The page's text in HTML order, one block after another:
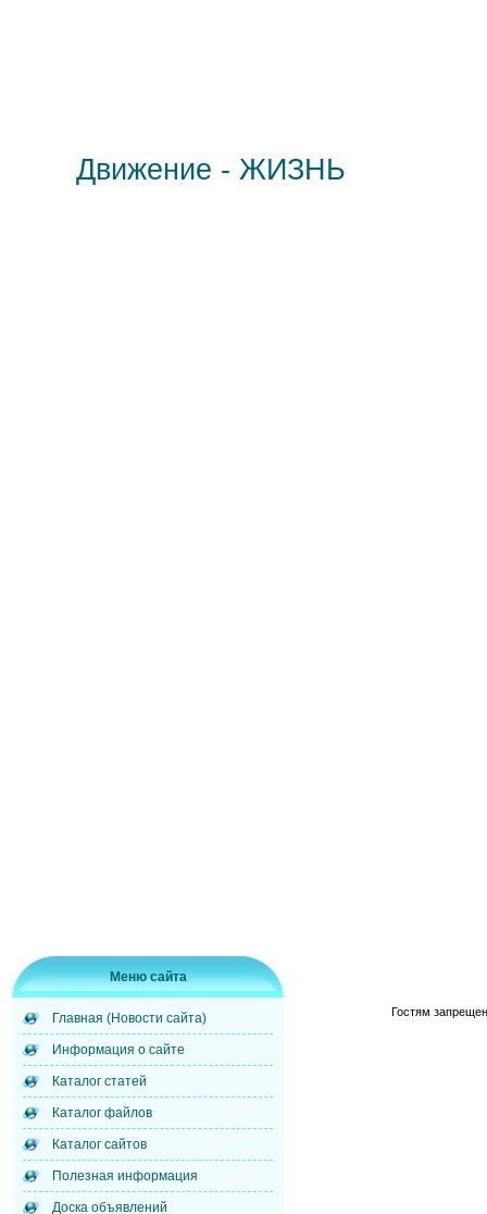
Движение - ЖИЗНЬ
Меню сайта
Главная (Новости сайта)
Информация о сайте
Каталог статей
Каталог файлов
Каталог сайтов
Полезная информация
Доска объявлений
Гостям